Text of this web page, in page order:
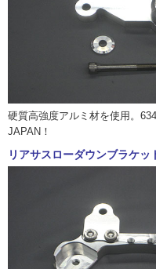
硬質高強度アルミ材を使用。
JAPAN！
リアサスローダウンブラケッ